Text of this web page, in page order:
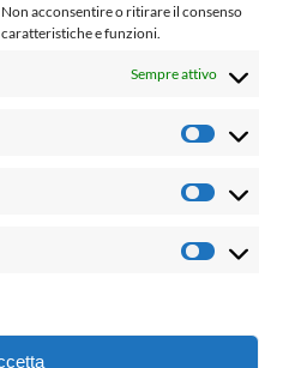
acconsentire o ritirare il consenso
e funzioni.
Sempre attivo
una testata giornalistica in
alcuna periodicità. Non può
non è responsabile per
Salvatore Leto